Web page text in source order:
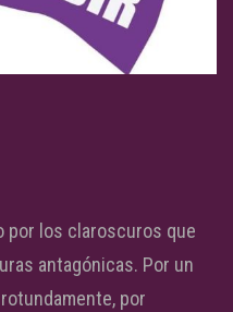
por los claroscuros que
antagónicas. Por un
por